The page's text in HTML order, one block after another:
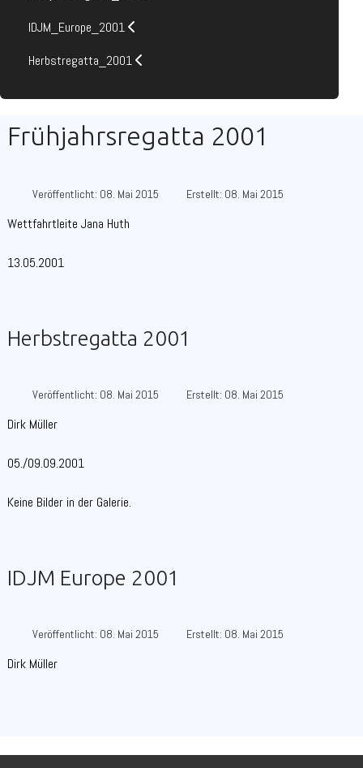
IDJM_Europe_2001
Herbstregatta_2001
Frühjahrsregatta 2001
Veröffentlicht: 08. Mai 2015 Erstellt: 08. Mai 2015
Wettfahrtleite Jana Huth
13.05.2001
Herbstregatta 2001
Veröffentlicht: 08. Mai 2015 Erstellt: 08. Mai 2015
Dirk Müller
05./09.09.2001
Keine Bilder in der Galerie.
IDJM Europe 2001
Veröffentlicht: 08. Mai 2015 Erstellt: 08. Mai 2015
Dirk Müller